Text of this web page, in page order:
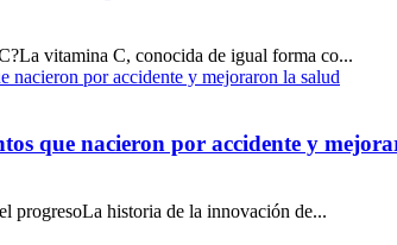
vitamina C, conocida de igual forma co...
que nacieron por accidente y
progresoLa historia de la innovación de...